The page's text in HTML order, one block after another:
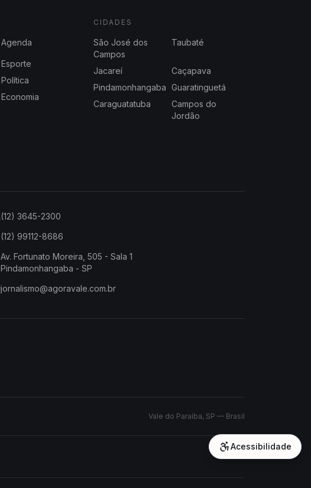
Agenda
Esporte
Política
Economia
CIDADES
São José dos
Campos
Taubaté
Jacareí
Caçapava
Pindamonhangaba Guaratinguetá
Caraguatatuba
Campos do
Jordão
(12) 3645-2300
(12) 99112-8686
Av. Fortunato Moreira, 505 - Sala 1
Pindamonhangaba - SP
jornalismo@agoravale.com.br
Vale do Paraíba, SP — Brasil
Acessibilidade